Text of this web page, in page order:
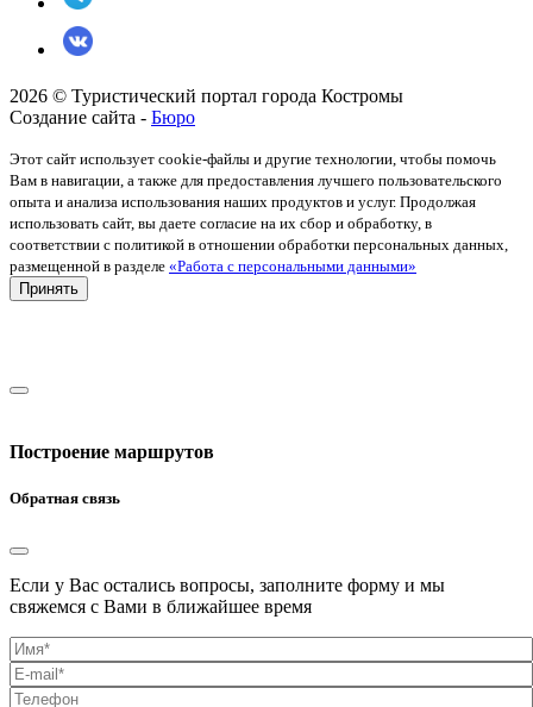
2026 © Туристический портал города Костромы
Создание сайта - Бюро
Этот сайт использует cookie-файлы и другие технологии, чтобы помочь
Вам в навигации, а также для предоставления лучшего пользовательского
опыта и анализа использования наших продуктов и услуг. Продолжая
использовать сайт, вы даете согласие на их сбор и обработку, в
соответствии с политикой в отношении обработки персональных данных,
размещенной в разделе «Работа с персональными данными»
Принять
Построение маршрутов
Обратная связь
Если у Вас остались вопросы, заполните форму и мы
свяжемся с Вами в ближайшее время